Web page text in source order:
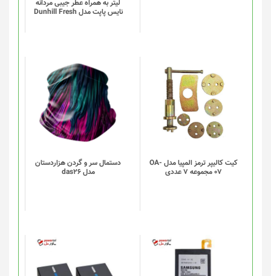
انتخاب
شوند
لیتر به همراه عطر جیبی مردانه
نایس پاپت مدل Dunhill Fresh
کیت کالیپر ترمز المپیا مدل OA-
07 مجموعه 7 عددی
دستمال سر و گردن هزاردستان
مدل das26
این
محصول
دارای
انواع
مختلفی
می
گزینه
ها
محصول
شوند